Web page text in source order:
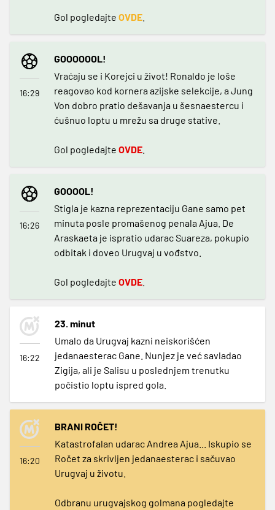
Gol pogledajte OVDE
16:29
GOOOOOOL!
Vraćaju se i Korejci u život! Ronaldo je loše
reagovao kod kornera azijske selekcije, a Jung
Von dobro pratio dešavanja u šesnaestercu i
ćušnuo loptu u mrežu sa druge stative.
Gol pogledajte OVDE
16:26
GOOOOL!
Stigla je kazna reprezentaciju Gane samo pet
minuta posle promašenog penala Ajua. De
Araskaeta je ispratio udarac Suareza, pokupio
odbitak i doveo Urugvaj u vođstvo.
Gol pogledajte OVDE
16:22
23. minut
Umalo da Urugvaj kazni neiskorišćen
jedanaesterac Gane. Nunjez je već savladao
Zigija, ali je Salisu u poslednjem trenutku
počistio loptu ispred gola.
16:20
BRANI ROČET!
Katastrofalan udarac Andrea Ajua... Iskupio se
Ročet za skrivljen jedanaesterac i sačuvao
Urugvaj u životu.
Odbranu urugvajskog golmana pogledajte